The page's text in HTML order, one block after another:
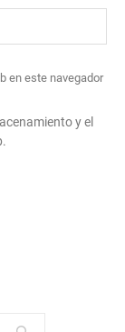
en este navegador
y el